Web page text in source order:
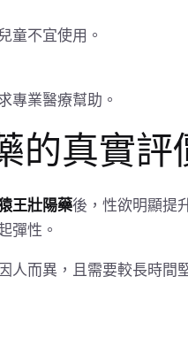
童不宜使用。
專業醫療幫助。
的真實評
王壯陽藥後，性欲明顯提
彈性。
人而異，且需要較長時